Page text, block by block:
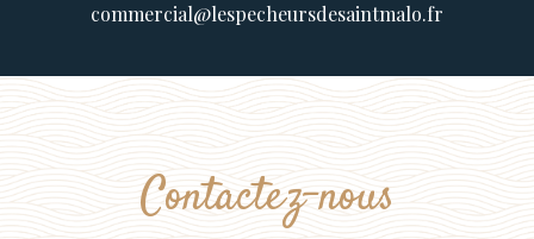
commercial@lespecheursdesaintmalo.fr
Contactez-nous